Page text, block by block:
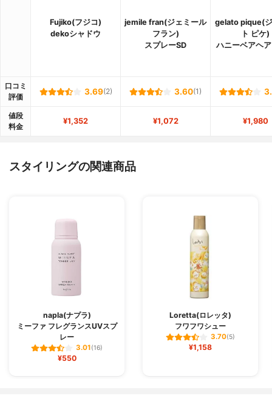
Fujiko(フジコ)
dekoシャドウ
jemile fran(ジェミール
フラン)
スプレーSD
gelato pique(
ト ピケ)
ハニーベアヘ
口コミ
評価
3.69(2) 3.60(1)
値段
料金
¥1,352 ¥1,072 ¥1,980
スタイリングの関連商品
napla(ナプラ)
ミーファ フレグランスUVスプ
レー
3.01(16)
¥550
Loretta(ロレッタ)
フワフワシュー
3.70(5)
¥1,158